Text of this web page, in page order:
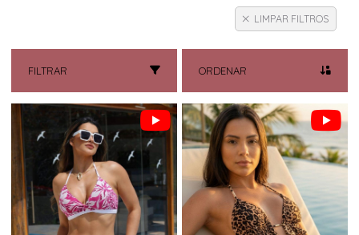
LIMPAR FILTROS
FILTRAR ORDENAR